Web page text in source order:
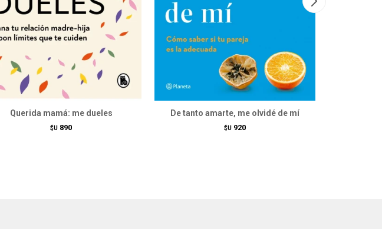
Querida mamá: me dueles
$U 890
De tanto amarte, me olvidé de mí
$U 920